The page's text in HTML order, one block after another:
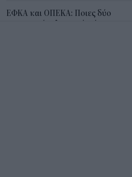
ΕΦΚΑ και ΟΠΕΚΑ: Ποιες δύο